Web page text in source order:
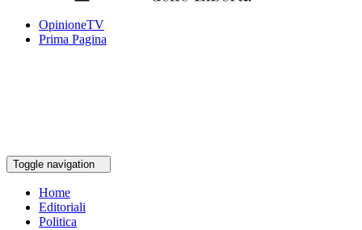
OpinioneTV
Prima Pagina
Toggle navigation
Home
Editoriali
Politica